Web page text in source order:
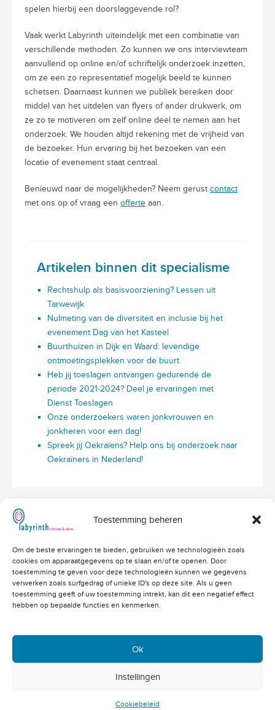
Toestemming beheren
Om de beste ervaringen te bieden, gebruiken we technologieën zoals
cookies om apparaatgegevens op te slaan en/of te openen. Door
toestemming te geven voor deze technologieën kunnen we gegevens
verwerken zoals surfgedrag of unieke ID's op deze site. Als u geen
toestemming geeft of uw toestemming intrekt, kan dit een negatief effect
hebben op bepaalde functies en kenmerken.
Ok
Instellingen
Cookiebeleid
spelen hierbij een doorslaggevende rol?
Vaak werkt Labyrinth uiteindelijk met een combinatie van
verschillende methoden. Zo kunnen we ons interviewteam
aanvullend op online en/of schriftelijk onderzoek inzetten,
om ze een zo representatief mogelijk beeld te kunnen
schetsen. Daarnaast kunnen we publiek bereiken door
middel van het uitdelen van flyers of ander drukwerk, om
ze zo te motiveren om zelf online deel te nemen aan het
onderzoek. We houden altijd rekening met de vrijheid van
de bezoeker. Hun ervaring bij het bezoeken van een
locatie of evenement staat centraal.
Benieuwd naar de mogelijkheden? Neem gerust contact
met ons op of vraag een offerte aan.
Artikelen binnen dit specialisme
Rechtshulp als basisvoorziening? Lessen uit
Tarwewijk
Nulmeting van de diversiteit en inclusie bij het
evenement Dag van het Kasteel
Buurthuizen in Dijk en Waard: levendige
ontmoetingsplekken voor de buurt
Heb jij toeslagen ontvangen gedurende de
periode 2021-2024? Deel je ervaringen met
Dienst Toeslagen
Onze onderzoekers waren jonkvrouwen en
jonkheren voor een dag!
Spreek jij Oekraïens? Help ons bij onderzoek naar
Oekraïners in Nederland!
3526 VD Utrecht
info@labyrinthonderzoek.nl
bekijk op Google Maps
Telefoonnummers
Offertes: 030 - 760 07 82
Privacybeleid